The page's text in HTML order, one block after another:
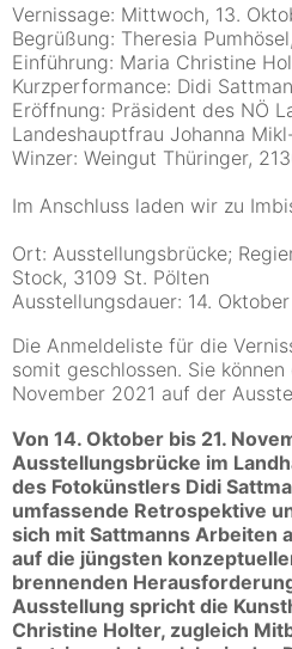
Vernissage: Mittwoch, 13.
Begrüßung: Theresia
Einführung: Maria Christine
Kurzperformance: Didi
Eröffnung: Präsident des NÖ
Landeshauptfrau Johanna Mikl
Winzer: Weingut Thüringer,
Im Anschluss laden wir zu
Ort: Ausstellungsbrücke;
Stock, 3109 St. Pölten
Ausstellungsdauer: 14.
Die Anmeldeliste für die
somit geschlossen. Sie
November 2021 auf der
Von 14. Oktober bis 21.
Ausstellungsbrücke im
des Fotokünstlers Didi
umfassende Retrospektive
sich mit Sattmanns Arbeiten a
auf die jüngsten
brennenden
Ausstellung spricht die
Christine Holter, zugleich M